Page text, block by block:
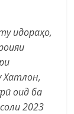
идораҳо,
Хатлон,
оид ба
2023